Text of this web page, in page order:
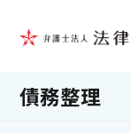
債務整理